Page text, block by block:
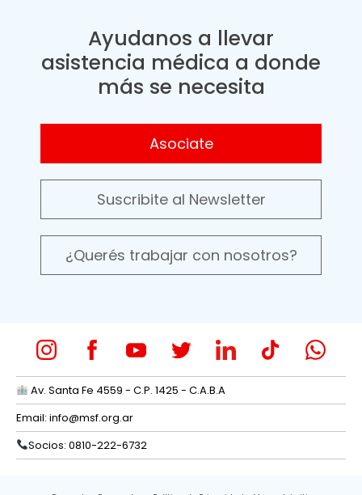
Ayudanos a llevar
asistencia médica a donde
más se necesita
Asociate
Suscribite al Newsletter
¿Querés trabajar con nosotros?
Av. Santa Fe 4559 - C.P. 1425 - C.A.B.A
Email: info@msf.org.ar
Socios: 0810-222-6732